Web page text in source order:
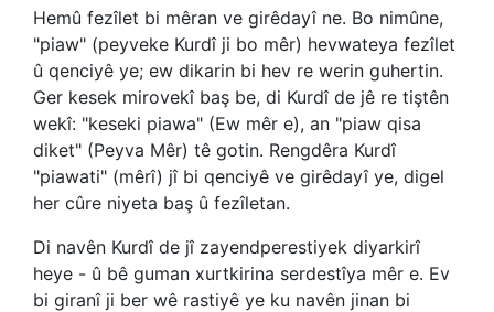
Hemû fezîlet bi mêran ve girêdayî ne. Bo nimûne,
"piaw" (peyveke Kurdî ji bo mêr) hevwateya fezîlet
û qenciyê ye; ew dikarin bi hev re werin guhertin.
Ger kesek mirovekî baş be, di Kurdî de jê re tiştên
wekî: "keseki piawa" (Ew mêr e), an "piaw qisa
diket" (Peyva Mêr) tê gotin. Rengdêra Kurdî
"piawati" (mêrî) jî bi qenciyê ve girêdayî ye, digel
her cûre niyeta baş û fezîletan.
Di navên Kurdî de jî zayendperestiyek diyarkirî
heye - û bê guman xurtkirina serdestîya mêr e. Ev
bi giranî ji ber wê rastiyê ye ku navên jinan bi